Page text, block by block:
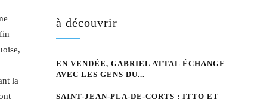
la
à découvrir
EN VENDÉE, GABRIEL ATTAL ÉCHANGE
AVEC LES GENS DU...
SAINT-JEAN-PLA-DE-CORTS : ITTO ET